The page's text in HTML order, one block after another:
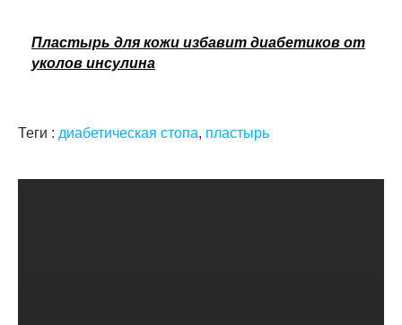
Пластырь для кожи избавит диабетиков от
уколов инсулина
Теги : диабетическая стопа, пластырь